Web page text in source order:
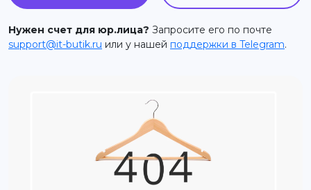
support@it-butik.ru
Нужен счет для юр.лица? Запросите его по почте
support@it-butik.ru или у нашей поддержки в Telegram.